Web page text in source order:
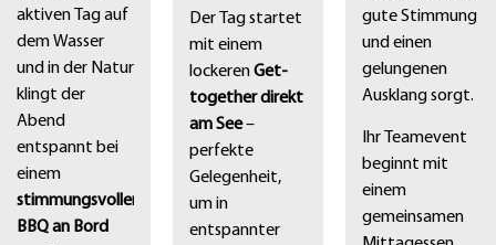
aktiven Tag auf
dem Wasser
und in der Natur
klingt der
Abend
entspannt bei
einem
stimmungsvollen
BBQ an Bord
Der Tag startet
mit einem
lockerenGet-
together direkt
am See–
perfekte
Gelegenheit,
um in
entspannter
gute Stimmung
und einen
gelungenen
Ausklang sorgt.
Ihr Teamevent
beginnt mit
einem
gemeinsamen